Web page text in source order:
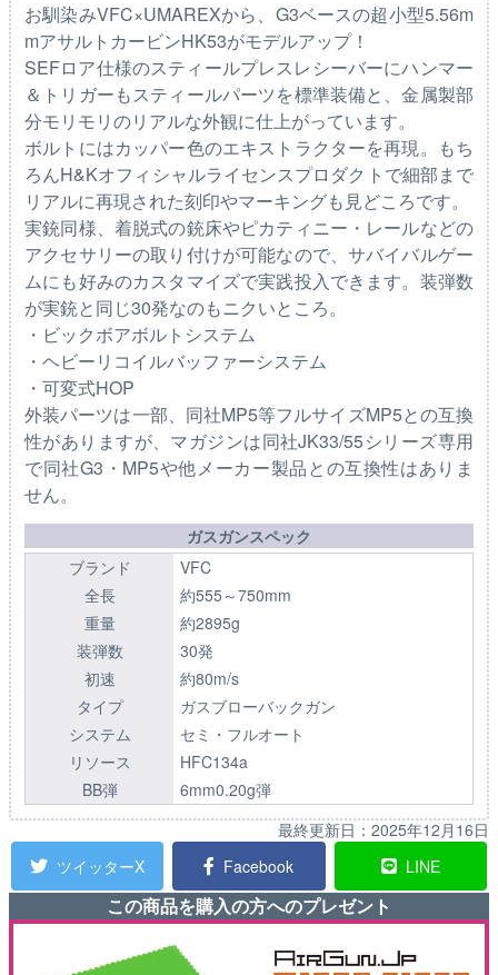
お馴染みVFC×UMAREXから、G3ベースの超小型5.56m
mアサルトカービンHK53がモデルアップ！
SEFロア仕様のスティールプレスレシーバーにハンマー
＆トリガーもスティールパーツを標準装備と、金属製部
分モリモリのリアルな外観に仕上がっています。
ボルトにはカッパー色のエキストラクターを再現。もち
ろんH&Kオフィシャルライセンスプロダクトで細部まで
リアルに再現された刻印やマーキングも見どころです。
実銃同様、着脱式の銃床やピカティニー・レールなどの
アクセサリーの取り付けが可能なので、サバイバルゲー
ムにも好みのカスタマイズで実践投入できます。装弾数
が実銃と同じ30発なのもニクいところ。
・ビックボアボルトシステム
・ヘビーリコイルバッファーシステム
・可変式HOP
外装パーツは一部、同社MP5等フルサイズMP5との互換
性がありますが、マガジンは同社JK33/55シリーズ専用
で同社G3・MP5や他メーカー製品との互換性はありま
せん。
ガスガンスペック
ブランド
VFC
全長
約555～750mm
重量
約2895g
装弾数
30発
初速
約80m/s
タイプ
ガスブローバックガン
システム
セミ・フルオート
リソース
HFC134a
BB弾
6mm0.20g弾
最終更新日： 2025年12月16日
ツイッターX
Facebook LINE
この商品を購入の方へのプレゼント